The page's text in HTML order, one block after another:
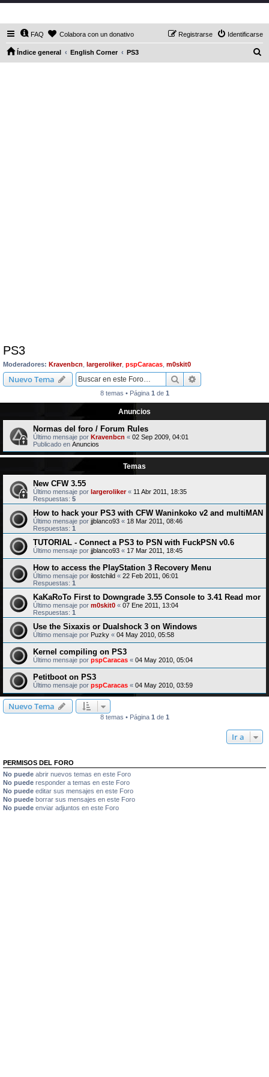
FAQ Colabora con un donativo Identificarse
Registrarse
Índice general English Corner PS3
PS3
Moderadores: Kravenbcn largeroliker, pspCaracas m0skit0
Nuevo Tema Buscar
8 temas • Página 1 de 1
Anuncios
Normas del foro / Forum Rules
Último mensaje por Kravenbcn « 02 Sep 2009, 04:01
Publicado en Anuncios
Temas
New CFW 3.55
Último mensaje por largeroliker« 11 Abr 2011, 18:35
Respuestas: 5
How to hack your PS3 with CFW Waninkoko v2 and multiMAN
Último mensaje por jjblanco93 « 18 Mar 2011, 08:46
Respuestas: 1
TUTORIAL - Connect a PS3 to PSN with FuckPSN v0.6
Último mensaje por jjblanco93 « 17 Mar 2011, 18:45
How to access the PlayStation 3 Recovery Menu
Último mensaje por ilostchild « 22 Feb 2011, 06:01
Respuestas: 1
KaKaRoTo First to Downgrade 3.55 Console to 3.41 Read mor
Último mensaje por m0skit0 « 07 Ene 2011, 13:04
Respuestas: 1
Use the Sixaxis or Dualshock 3 on Windows
Último mensaje por Puzky « 04 May 2010, 05:58
Kernel compiling on PS3
Último mensaje por pspCaracas « 04 May 2010, 05:04
Petitboot on PS3
Último mensaje por pspCaracas « 04 May 2010, 03:59
Nuevo Tema
8 temas • Página 1 de 1
Ir a
PERMISOS DEL FORO
No puede abrir nuevos temas en este Foro
No puede responder a temas en este Foro
No puede editar sus mensajes en este Foro
No puede borrar sus mensajes en este Foro
No puede enviar adjuntos en este Foro